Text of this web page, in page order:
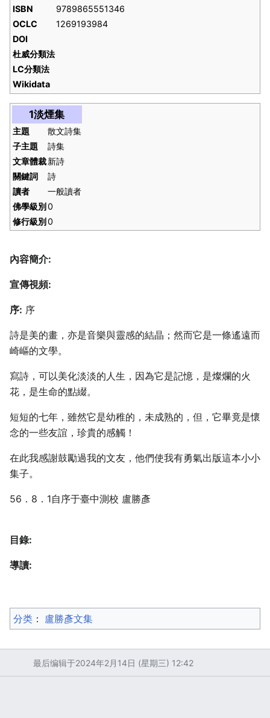
ISBN
9789865551346
OCLC
1269193984
DOI
杜威分類法
LC分類法
Wikidata
1淡煙集
主題
散文詩集
子主題
詩集
文章體裁新詩
關鍵詞
詩
讀者
一般讀者
佛學級別0
修行級別0
內容簡介:
宣傳視頻:
序: 序
詩是美的畫，亦是音樂與靈感的結晶；然而它是一條遙遠而
崎嶇的文學。
寫詩，可以美化淡淡的人生，因為它是記憶，是燦爛的火
花，是生命的點綴。
短短的七年，雖然它是幼稚的，未成熟的，但，它畢竟是懷
念的一些友誼，珍貴的感觸！
在此我感謝鼓勵過我的文友，他們使我有勇氣出版這本小小
集子。
56．8．1自序于臺中測校 盧勝彥
目錄:
導讀:
分类 ：​ 盧勝彥文集
最后编辑于2024年2月14日 (星期三) 12:42